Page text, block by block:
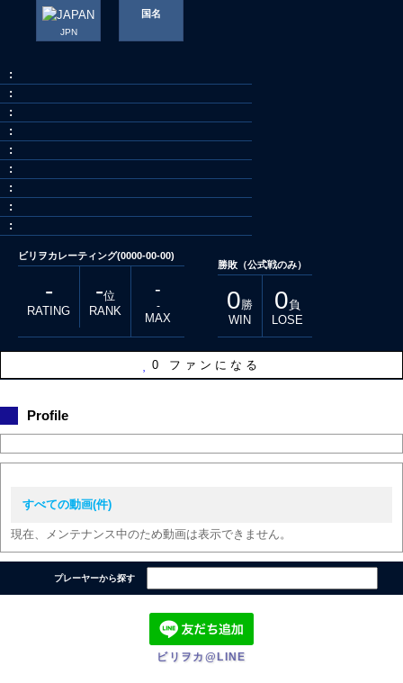
:
:
:
:
:
:
:
:
:
JPN
国名
ビリヲカレーティング(0000-00-00)
-
RATING
-位
RANK
-
-
MAX
勝敗（公式戦のみ）
0勝
WIN
0負
LOSE
0 ファンになる
Profile
すべての動画(件)
現在、メンテナンス中のため動画は表示できません。
プレーヤーから探す
ビリヲカ@LINE